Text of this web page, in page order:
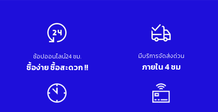
ช้อปออนไลน์24 ชม.
ซื้อง่าย ซื้อสะดวก !!
มีบริการจัดส่งด่วน
ภายใน 4 ชม